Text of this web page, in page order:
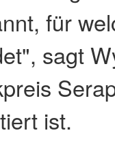
für
sagt
ist.